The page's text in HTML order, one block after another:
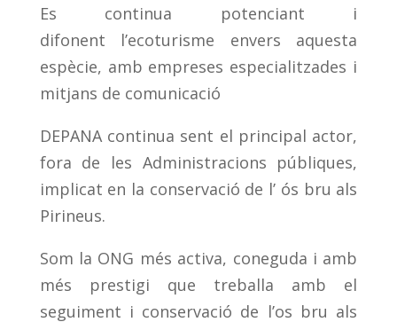
Es continua potenciant i
difonent l’ecoturisme envers aquesta
espècie, amb empreses especialitzades i
mitjans de comunicació
DEPANA continua sent el principal actor,
fora de les Administracions públiques,
implicat en la conservació de l’ ós bru als
Pirineus.
Som la ONG més activa, coneguda i amb
més prestigi que treballa amb el
seguiment i conservació de l’os bru als